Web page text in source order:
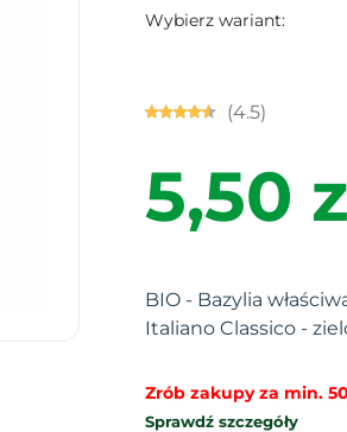
Wybierz wariant:
(4.5)
5,50
BIO - Bazylia
Italiano Classico -
Zrób zakupy za min.
Sprawdź szczegóły